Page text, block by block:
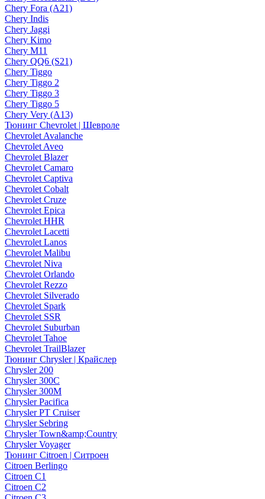
Chery Fora (A21)
Chery Indis
Chery Jaggi
Chery Kimo
Chery M11
Chery QQ6 (S21)
Chery Tiggo
Chery Tiggo 2
Chery Tiggo 3
Chery Tiggo 5
Chery Very (A13)
Тюнинг Chevrolet | Шевроле
Chevrolet Avalanche
Chevrolet Aveo
Chevrolet Blazer
Chevrolet Camaro
Chevrolet Captiva
Chevrolet Cobalt
Chevrolet Cruze
Chevrolet Epica
Chevrolet HHR
Chevrolet Lacetti
Chevrolet Lanos
Chevrolet Malibu
Chevrolet Niva
Chevrolet Orlando
Chevrolet Rezzo
Chevrolet Silverado
Chevrolet Spark
Chevrolet SSR
Chevrolet Suburban
Chevrolet Tahoe
Chevrolet TrailBlazer
Тюнинг Chrysler | Крайслер
Chrysler 200
Chrysler 300C
Chrysler 300M
Chrysler Pacifica
Chrysler PT Cruiser
Chrysler Sebring
Chrysler Town&amp;Country
Chrysler Voyager
Тюнинг Citroen | Ситроен
Citroen Berlingo
Citroen C1
Citroen C2